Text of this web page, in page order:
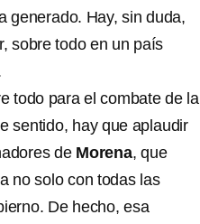
generado. Hay, sin duda,
sobre todo en un país
todo para el combate de la
sentido, hay que aplaudir
de Morena, que
no solo con todas las
De hecho, esa